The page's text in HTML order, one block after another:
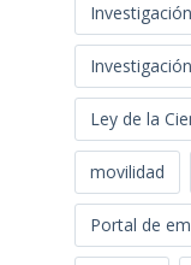
Investigación
Ley de la
movilidad
Portal de